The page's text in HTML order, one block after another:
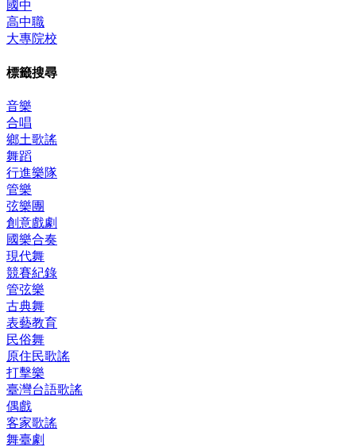
國中
高中職
大專院校
標籤搜尋
音樂
合唱
鄉土歌謠
舞蹈
行進樂隊
管樂
弦樂團
創意戲劇
國樂合奏
現代舞
競賽紀錄
管弦樂
古典舞
表藝教育
民俗舞
原住民歌謠
打擊樂
臺灣台語歌謠
偶戲
客家歌謠
舞臺劇